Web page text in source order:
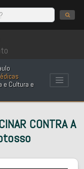
e Cultura e
CONTRA A